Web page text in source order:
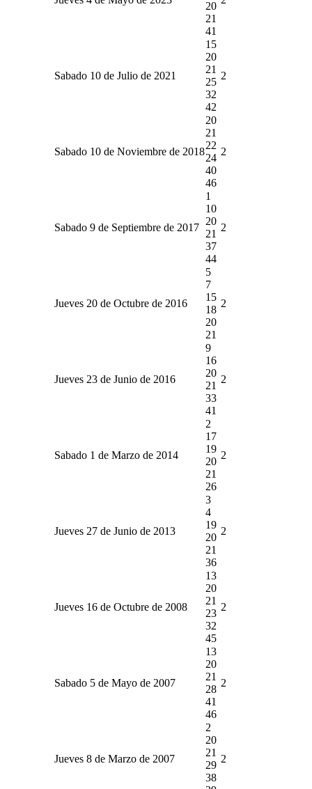
20
21
41
Sabado 10 de Julio de 2021
15
20
21
25
32
42
2
Sabado 10 de Noviembre de 2018
20
21
22
24
40
46
2
Sabado 9 de Septiembre de 2017
1
10
20
21
37
44
2
Jueves 20 de Octubre de 2016
5
7
15
18
20
21
2
Jueves 23 de Junio de 2016
9
16
20
21
33
41
2
Sabado 1 de Marzo de 2014
2
17
19
20
21
26
2
Jueves 27 de Junio de 2013
3
4
19
20
21
36
2
Jueves 16 de Octubre de 2008
13
20
21
23
32
45
2
Sabado 5 de Mayo de 2007
13
20
21
28
41
46
2
Jueves 8 de Marzo de 2007
2
20
21
29
38
2